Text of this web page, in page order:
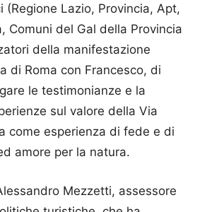
(Regione Lazio, Provincia, Apt,
Comuni del Gal della Provincia
della manifestazione
di Roma con Francesco, di
le testimonianze e la
sul valore della Via
come esperienza di fede e di
amore per la natura.
Mezzetti, assessore